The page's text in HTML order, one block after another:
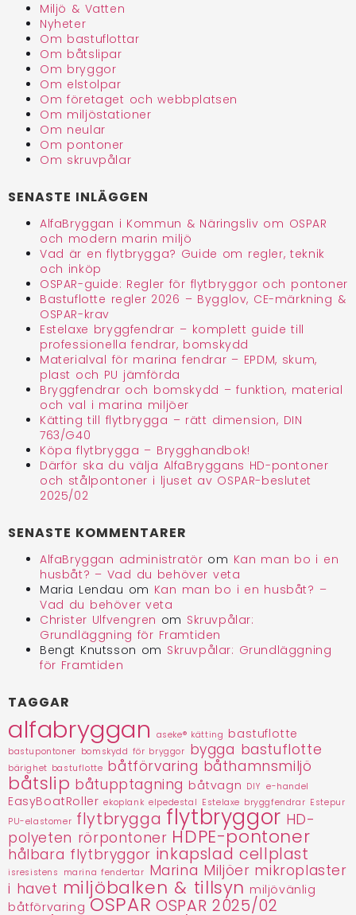
Miljö & Vatten
Nyheter
Om bastuflottar
Om båtslipar
Om bryggor
Om elstolpar
Om företaget och webbplatsen
Om miljöstationer
Om neular
Om pontoner
Om skruvpålar
SENASTE INLÄGGEN
AlfaBryggan i Kommun & Näringsliv om OSPAR
och modern marin miljö
Vad är en flytbrygga? Guide om regler, teknik
och inköp
OSPAR-guide: Regler för flytbryggor och pontoner
Bastuflotte regler 2026 – Bygglov, CE-märkning &
OSPAR-krav
Estelaxe bryggfendrar – komplett guide till
professionella fendrar, bomskydd
Materialval för marina fendrar – EPDM, skum,
plast och PU jämförda
Bryggfendrar och bomskydd – funktion, material
och val i marina miljöer
Kätting till flytbrygga – rätt dimension, DIN
763/G40
Köpa flytbrygga – Brygghandbok!
Därför ska du välja AlfaBryggans HD-pontoner
och stålpontoner i ljuset av OSPAR-beslutet
2025/02
SENASTE KOMMENTARER
AlfaBryggan administratör om Kan man bo i en
husbåt? – Vad du behöver veta
Maria Lendau om Kan man bo i en husbåt? –
Vad du behöver veta
Christer Ulfvengren om Skruvpålar:
Grundläggning för Framtiden
Bengt Knutsson om Skruvpålar: Grundläggning
för Framtiden
TAGGAR
alfabryggan aseke® kätting bastuflotte
bastupontoner bomskydd för bryggor bygga bastuflotte
bärighet bastuflotte båtförvaring båthamnsmiljö
båtslip båtupptagning båtvagn DIY e-handel
EasyBoatRoller ekoplank elpedestal Estelaxe bryggfendrar Estepur
PU-elastomer flytbrygga flytbryggor HD-
polyeten rörpontoner HDPE-pontoner
hålbara flytbryggor inkapslad cellplast
isresistens marina fendertar Marina Miljöer mikroplaster
i havet miljöbalken & tillsyn miljövänlig
båtförvaring OSPAR OSPAR 2025/02